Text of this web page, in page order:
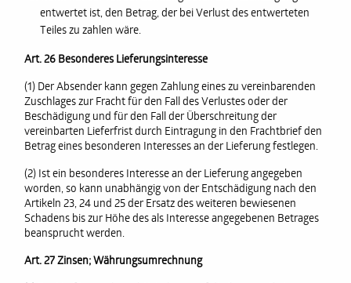
entwertet ist, den Betrag, der bei Verlust des entwerteten
Teiles zu zahlen wäre.
Art. 26 Besonderes Lieferungsinteresse
(1) Der Absender kann gegen Zahlung eines zu vereinbarenden
Zuschlages zur Fracht für den Fall des Verlustes oder der
Beschädigung und für den Fall der Überschreitung der
vereinbarten Lieferfrist durch Eintragung in den Frachtbrief den
Betrag eines besonderen Interesses an der Lieferung festlegen.
(2) Ist ein besonderes Interesse an der Lieferung angegeben
worden, so kann unabhängig von der Entschädigung nach den
Artikeln 23, 24 und 25 der Ersatz des weiteren bewiesenen
Schadens bis zur Höhe des als Interesse angegebenen Betrages
beansprucht werden.
Art. 27 Zinsen; Währungsumrechnung